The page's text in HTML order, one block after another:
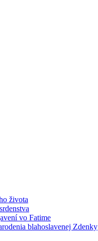
života
vo Fatime
blahoslavenej Zdenky